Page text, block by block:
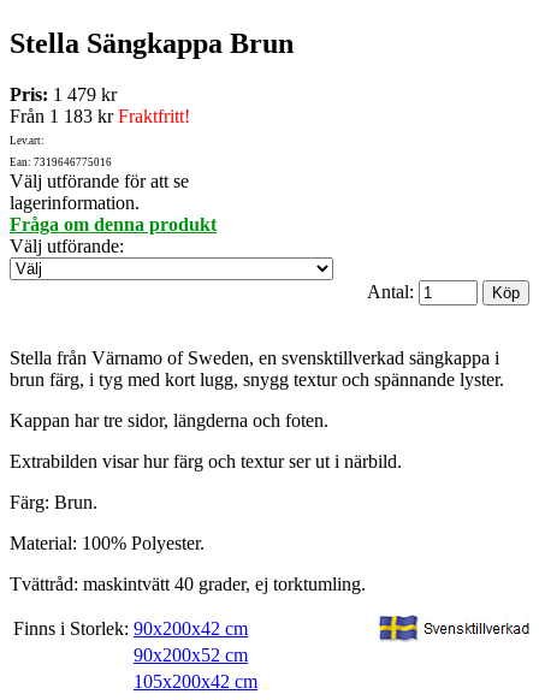
Stella Sängkappa Brun
Pris: 1 479 kr
Från 1 183 krFraktfritt!
Lev.art:
Ean: 7319646775016
Välj utförande för att se
lagerinformation.
Fråga om denna produkt
Välj utförande:
Antal:
Stella från Värnamo of Sweden, en svensktillverkad sängkappa i
brun färg, i tyg med kort lugg, snygg textur och spännande lyster.
Kappan har tre sidor, längderna och foten.
Extrabilden visar hur färg och textur ser ut i närbild.
Färg: Brun.
Material: 100% Polyester.
Tvättråd: maskintvätt 40 grader, ej torktumling.
Finns i Storlek: 90x200x42 cm
90x200x52 cm
105x200x42 cm